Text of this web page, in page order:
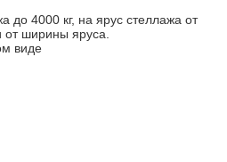
до 4000 кг, на ярус стеллажа от
от ширины яруса.
виде